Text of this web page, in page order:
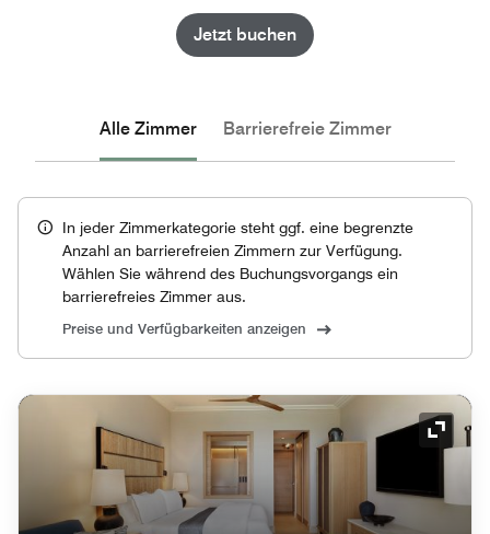
Jetzt buchen
Alle Zimmer Barrierefreie Zimmer
In jeder Zimmerkategorie steht ggf. eine begrenzte
Anzahl an barrierefreien Zimmern zur Verfügung.
Wählen Sie während des Buchungsvorgangs ein
barrierefreies Zimmer aus.
Preise und Verfügbarkeiten anzeigen